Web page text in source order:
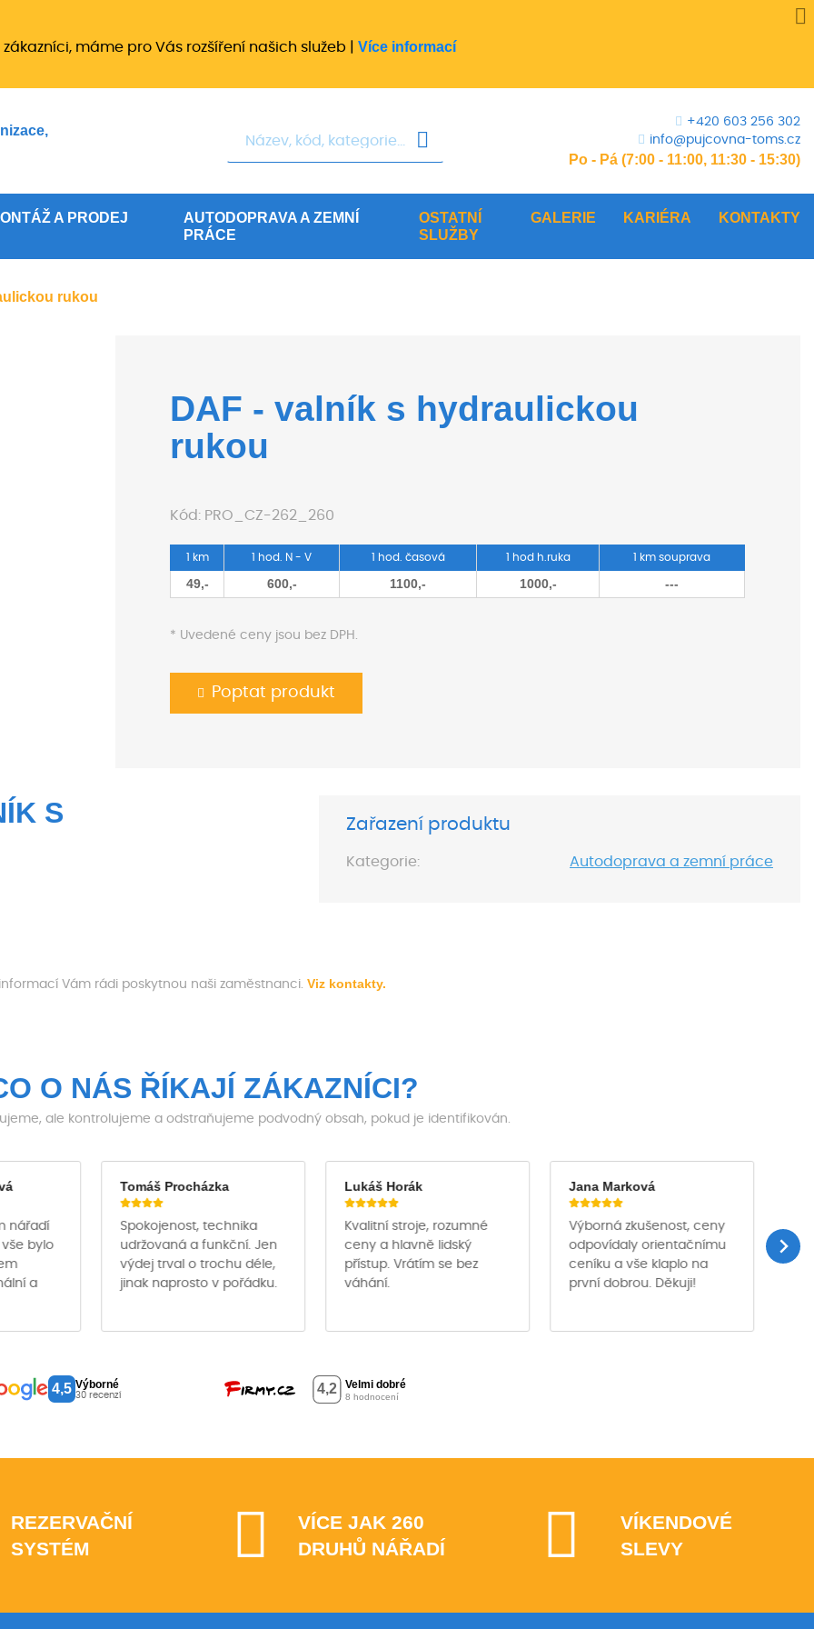
zákazníci, máme pro Vás rozšíření našich služeb | Více informací
+420 603 256 302
info@pujcovna-toms.cz
Po - Pá (7:00 - 11:00, 11:30 - 15:30)
A PRODEJ
AUTODOPRAVA A ZEMNÍ
PRÁCE
OSTATNÍ
SLUŽBY
GALERIE KARIÉRA KONTAKTY
rukou
DAF - valník s hydraulickou
rukou
Kód: PRO_CZ-262_260
1 km 1 hod. N - V 1 hod. časová 1 hod h.ruka 1 km souprava
49,- 600,- 1100,- 1000,- ---
* Uvedené ceny jsou bez DPH.
Poptat produkt
S
Zařazení produktu
Kategorie: Autodoprava a zemní práce
Vám rádi poskytnou naši zaměstnanci. Viz kontakty.
O NÁS ŘÍKAJÍ ZÁKAZNÍCI?
ale kontrolujeme a odstraňujeme podvodný obsah, pokud je identifikován.
nářadí
bylo
a
Tomáš Procházka
Spokojenost, technika
udržovaná a funkční. Jen
výdej trval o trochu déle,
jinak naprosto v pořádku.
Lukáš Horák
Kvalitní stroje, rozumné
ceny a hlavně lidský
přístup. Vrátím se bez
váhání.
Jana Marková
Výborná zkušenost, ceny
odpovídaly orientačnímu
ceníku a vše klaplo na
první dobrou. Děkuji!
4,5 Výborné
30 recenzí
REZERVAČNÍ
SYSTÉM
VÍCE JAK 260
DRUHŮ NÁŘADÍ
VÍKENDOVÉ
SLEVY